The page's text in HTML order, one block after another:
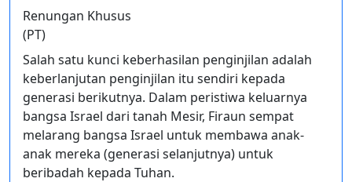
Renungan Khusus
(PT)
Salah satu kunci keberhasilan penginjilan adalah
keberlanjutan penginjilan itu sendiri kepada
generasi berikutnya. Dalam peristiwa keluarnya
bangsa Israel dari tanah Mesir, Firaun sempat
melarang bangsa Israel untuk membawa anak-
anak mereka (generasi selanjutnya) untuk
beribadah kepada Tuhan.